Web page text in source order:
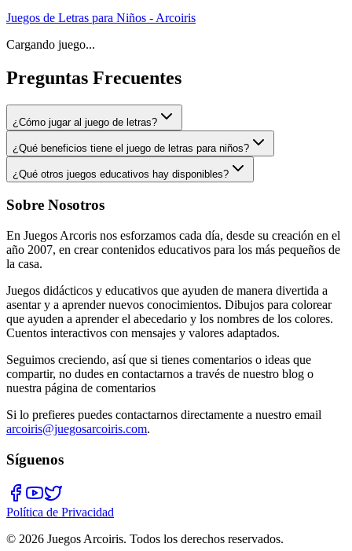
Juegos de Letras para Niños - Arcoiris
Cargando juego...
Preguntas Frecuentes
¿Cómo jugar al juego de letras?
¿Qué beneficios tiene el juego de letras para niños?
¿Qué otros juegos educativos hay disponibles?
Sobre Nosotros
En Juegos Arcoris nos esforzamos cada día, desde su creación en el
año 2007, en crear contenidos educativos para los más pequeños de
la casa.
Juegos didácticos y educativos que ayuden de manera divertida a
asentar y a aprender nuevos conocimientos. Dibujos para colorear
que ayuden a aprender el abecedario y los nombres de los colores.
Cuentos interactivos con mensajes y valores adaptados.
Seguimos creciendo, así que si tienes comentarios o ideas que
compartir, no dudes en contactarnos a través de nuestro blog o
nuestra página de comentarios
Si lo prefieres puedes contactarnos directamente a nuestro email
arcoiris@juegosarcoiris.com.
Síguenos
Política de Privacidad
© 2026 Juegos Arcoiris. Todos los derechos reservados.